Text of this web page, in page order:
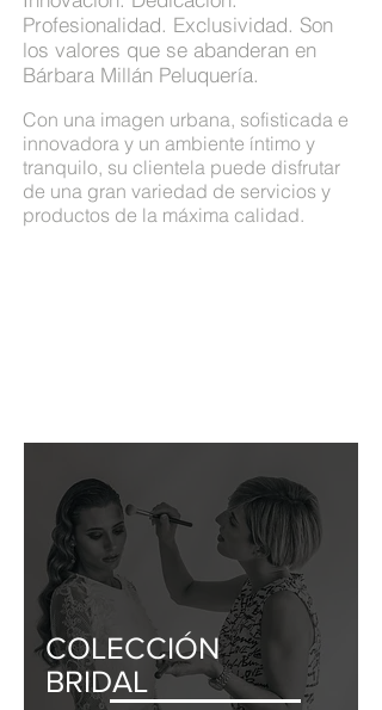
Profesionalidad. Exclusividad. Son
los valores que se abanderan en
Bárbara Millán Peluquería.
Con una imagen urbana, sofisticada e
innovadora y un ambiente íntimo y
tranquilo, su clientela puede disfrutar
de una gran variedad de servicios y
productos de la máxima calidad.
COLECCIÓN
BRIDAL